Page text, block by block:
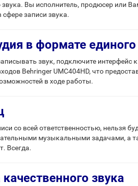
Вы исполнитель, продюсер или
записи звука.
в формате единого
звук, подключите
Behringer UMC404HD, что
в ходе работы.
со всей ответственностью, нельзя
музыкальными задачами, а
Всегда.
звука